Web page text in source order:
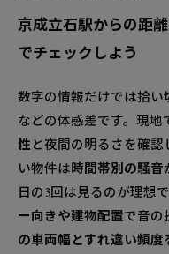
京成立石駅からの距
でチェックしよう
数字の情報だけでは拾い
などの体感差です。現地
性と夜間の明るさを確
い物件は時間帯別の騒音
日の3回は見るのが理想
ー向きや建物配置で音の
の車両幅とすれ違い頻度